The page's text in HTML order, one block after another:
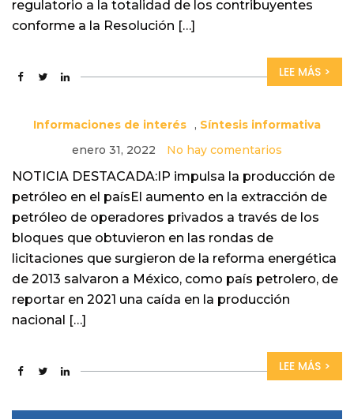
regulatorio a la totalidad de los contribuyentes
conforme a la Resolución […]
LEE MÁS >
Informaciones de interés , Síntesis informativa
enero 31, 2022
No hay comentarios
NOTICIA DESTACADA:IP impulsa la producción de
petróleo en el paísEl aumento en la extracción de
petróleo de operadores privados a través de los
bloques que obtuvieron en las rondas de
licitaciones que surgieron de la reforma energética
de 2013 salvaron a México, como país petrolero, de
reportar en 2021 una caída en la producción
nacional […]
LEE MÁS >